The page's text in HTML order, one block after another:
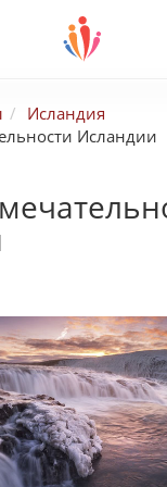
Исландия
Исландии